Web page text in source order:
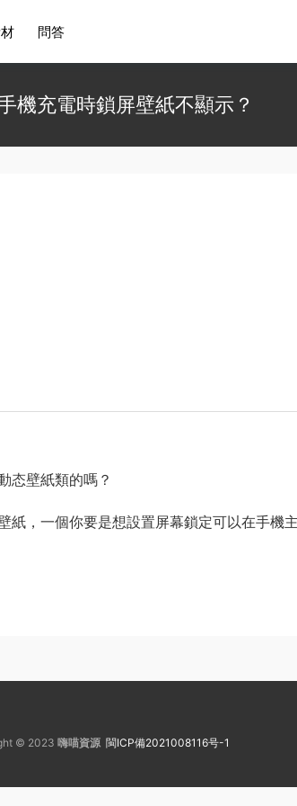
問答
機充電時鎖屏壁紙不顯示？
态壁紙類的嗎？
紙，一個你要是想設置屏幕鎖定可以在手機
© 2023 嗨喵資源 閩ICP備2021008116号-1